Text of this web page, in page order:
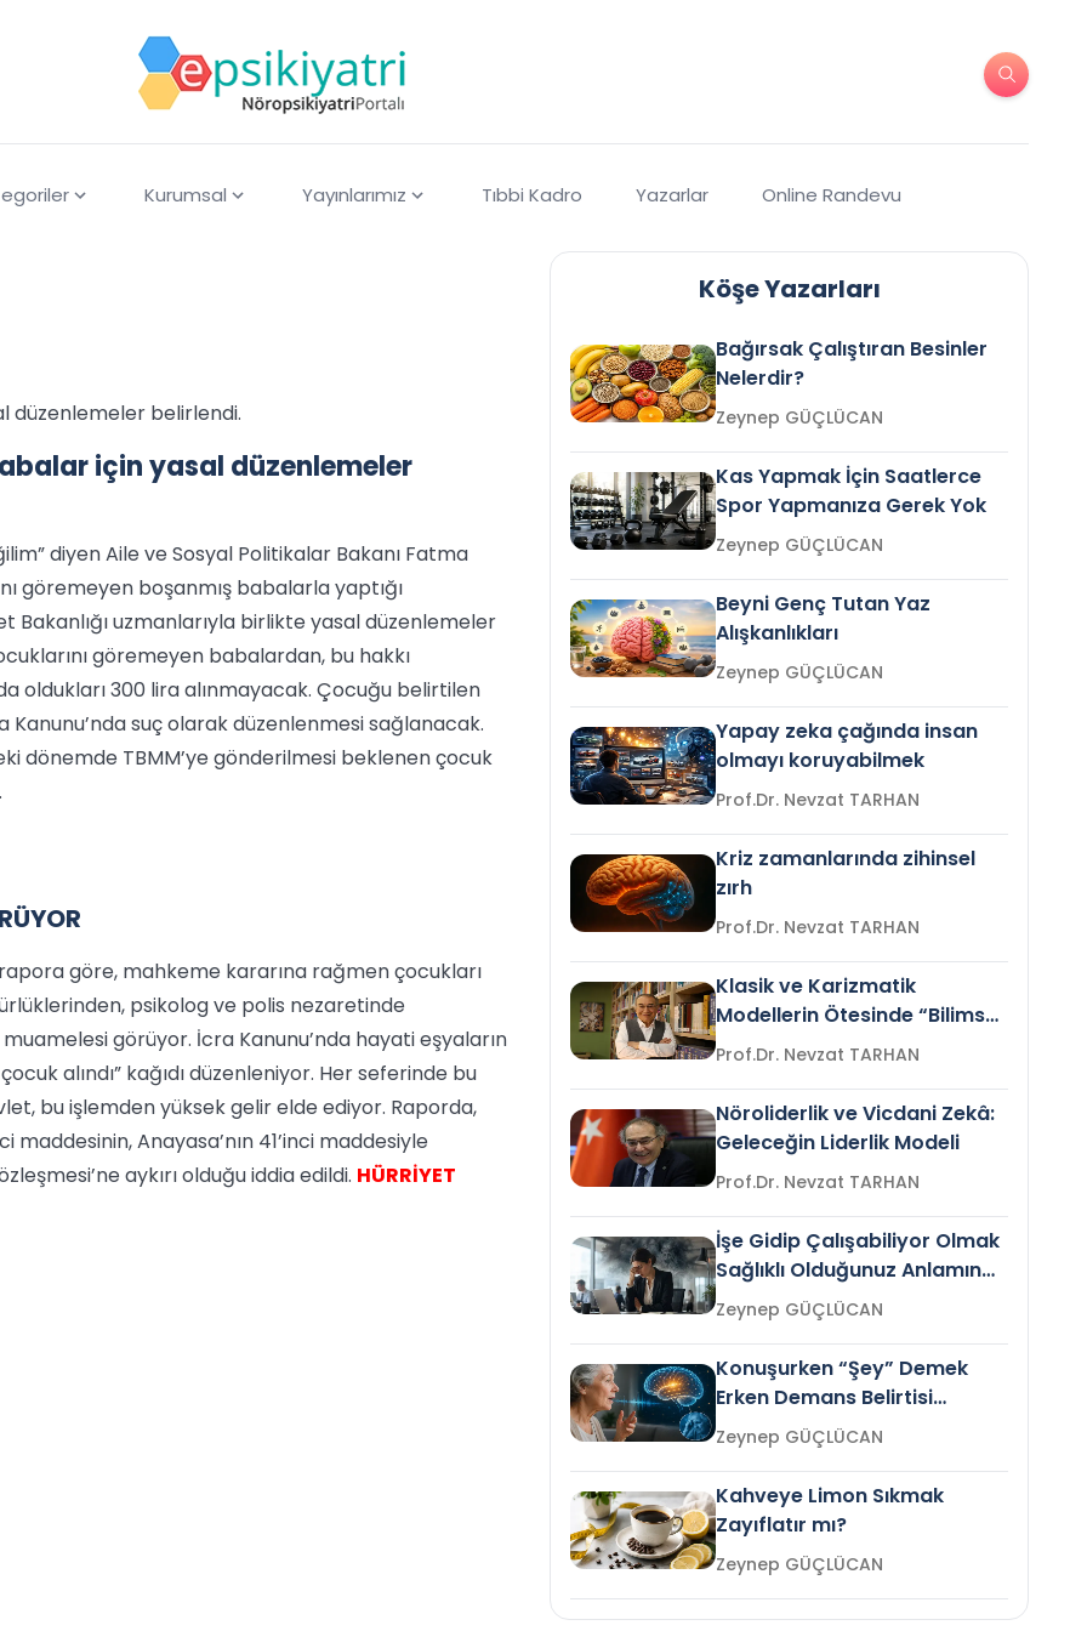
Kurumsal Yayınlarımız Tıbbi Kadro Yazarlar Online Randevu
düzenlemeler belirlendi.
için yasal düzenlemeler
diyen Aile ve Sosyal Politikalar Bakanı Fatma
göremeyen boşanmış babalarla yaptığı
Bakanlığı uzmanlarıyla birlikte yasal düzenlemeler
göremeyen babalardan, bu hakkı
oldukları 300 lira alınmayacak. Çocuğu belirtilen
suç olarak düzenlenmesi sağlanacak.
dönemde TBMM’ye gönderilmesi beklenen çocuk
göre, mahkeme kararına rağmen çocukları
psikolog ve polis nezaretinde
görüyor. İcra Kanunu’nda hayati eşyaların
alındı” kağıdı düzenleniyor. Her seferinde bu
bu işlemden yüksek gelir elde ediyor. Raporda,
Anayasa’nın 41’inci maddesiyle
aykırı olduğu iddia edildi. HÜRRİYET
Köşe Yazarları
Bağırsak Çalıştıran Besinler
Nelerdir?
Zeynep GÜÇLÜCAN
Kas Yapmak İçin Saatlerce
Spor Yapmanıza Gerek Yok
Zeynep GÜÇLÜCAN
Beyni Genç Tutan Yaz
Alışkanlıkları
Zeynep GÜÇLÜCAN
Yapay zeka çağında insan
olmayı koruyabilmek
Prof.Dr. Nevzat TARHAN
Kriz zamanlarında zihinsel
zırh
Prof.Dr. Nevzat TARHAN
Klasik ve Karizmatik
Modellerin Ötesinde “Bilimsel
Liderlik”
Prof.Dr. Nevzat TARHAN
Nöroliderlik ve Vicdani Zekâ:
Geleceğin Liderlik Modeli
Prof.Dr. Nevzat TARHAN
İşe Gidip Çalışabiliyor Olmak
Sağlıklı Olduğunuz Anlamına
Gelir mi?Zeynep GÜÇLÜCAN
Konuşurken “Şey” Demek
Erken Demans Belirtisi
Olabilir mi?Zeynep GÜÇLÜCAN
Kahveye Limon Sıkmak
Zayıflatır mı?
Zeynep GÜÇLÜCAN